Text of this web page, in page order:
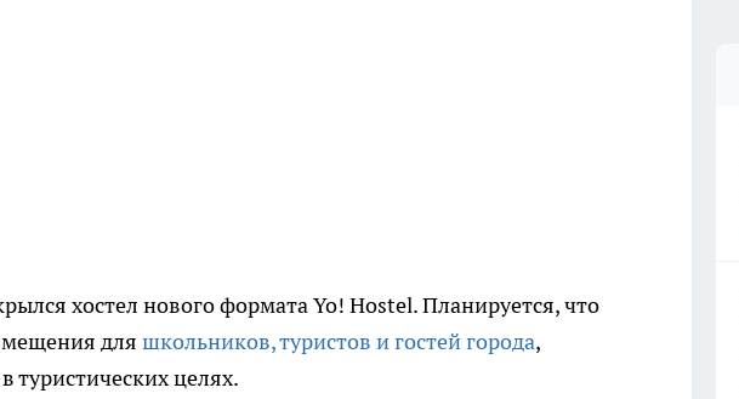
хостел нового формата Yo! Hostel. Планируется, что
для школьников, туристов и гостей города,
целях.